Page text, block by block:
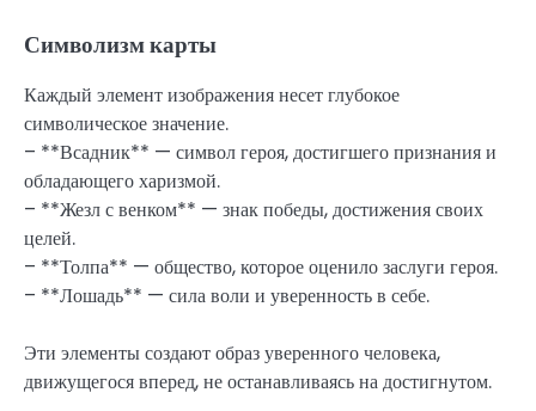
Символизм карты
Каждый элемент изображения несет глубокое
символическое значение.
– **Всадник** — символ героя, достигшего признания и
обладающего харизмой.
– **Жезл с венком** — знак победы, достижения своих
целей.
– **Толпа** — общество, которое оценило заслуги героя.
– **Лошадь** — сила воли и уверенность в себе.
Эти элементы создают образ уверенного человека,
движущегося вперед, не останавливаясь на достигнутом.